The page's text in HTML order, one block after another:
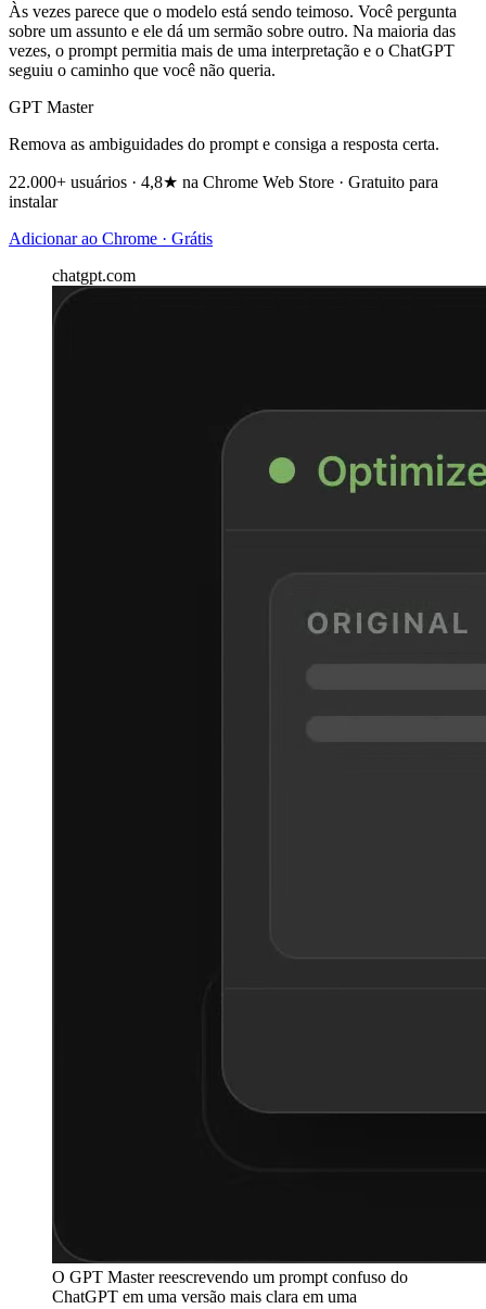
Às vezes parece que o modelo está sendo teimoso. Você pergunta
sobre um assunto e ele dá um sermão sobre outro. Na maioria das
vezes, o prompt permitia mais de uma interpretação e o ChatGPT
seguiu o caminho que você não queria.
GPT Master
Remova as ambiguidades do prompt e consiga a resposta certa.
22.000+ usuários · 4,8★ na Chrome Web Store · Gratuito para
instalar
Adicionar ao Chrome · Grátis
chatgpt.com
O GPT Master reescrevendo um prompt confuso do
ChatGPT em uma versão mais clara em uma